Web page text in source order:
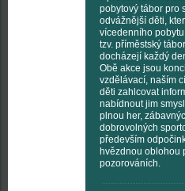
pobytový tábor pro
odvážnější děti,
vícedenního
tzv. příměstský
docházejí každý
Obě akce jsou
vzdělávací, naším
děti zahlcovat
nabídnout jim
plnou her,
dobrovolných
především
hvězdnou oblohou
pozorováních.